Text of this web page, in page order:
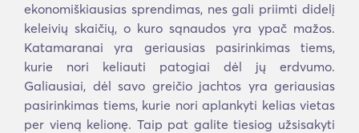
ekonomiškiausias sprendimas, nes gali priimti didelį
keleivių skaičių, o kuro sąnaudos yra ypač mažos.
Katamaranai yra geriausias pasirinkimas tiems,
kurie nori keliauti patogiai dėl jų erdvumo.
Galiausiai, dėl savo greičio jachtos yra geriausias
pasirinkimas tiems, kurie nori aplankyti kelias vietas
per vieną kelionę. Taip pat galite tiesiog užsisakyti